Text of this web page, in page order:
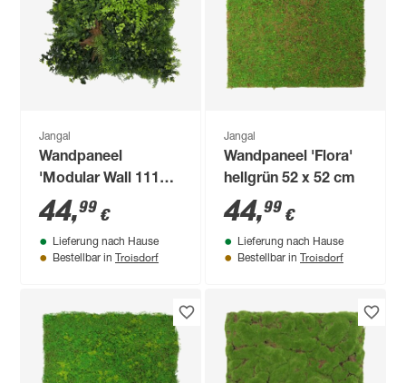
Jangal
Wandpaneel
'Modular Wall 11123
Feral Green Mixed
Flora' grün 52 x 52
cm
44,99 €
Lieferung nach Hause
Bestellbar in Troisdorf
Jangal
Wandpaneel 'Flora'
hellgrün 52 x 52 cm
44,99 €
Lieferung nach Hause
Bestellbar in Troisdorf